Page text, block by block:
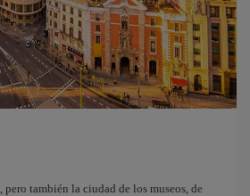
, pero también la ciudad de los museos, de